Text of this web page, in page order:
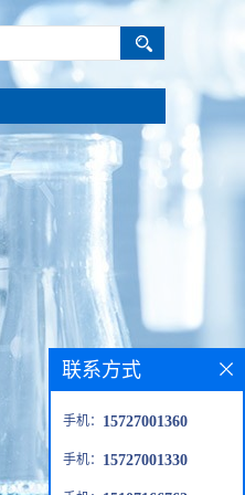
联系方式
手机： 15727001360
手机： 15727001330